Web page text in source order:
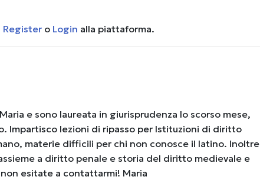
Register o Login alla piattaforma.
e sono laureata in giurisprudenza lo scorso mese,
Impartisco lezioni di ripasso per Istituzioni di diritto
materie difficili per chi non conosce il latino. Inoltre
a diritto penale e storia del diritto medievale e
esitate a contattarmi! Maria